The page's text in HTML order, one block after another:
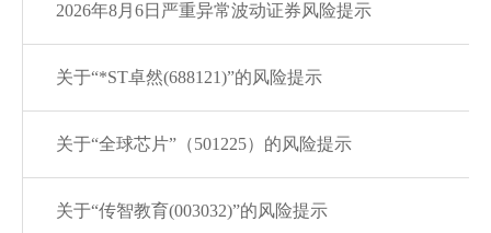
2026年8月6日严重异常波动证券风险提示
关于“*ST卓然(688121)”的风险提示
关于“全球芯片”（501225）的风险提示
关于“传智教育(003032)”的风险提示